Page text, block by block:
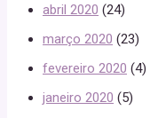
abril 2020 (24)
março 2020 (23)
fevereiro 2020 (4)
janeiro 2020 (5)